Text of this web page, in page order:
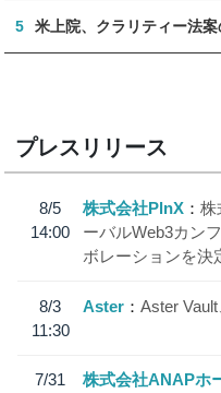
5 米上院、クラリティー法
プレスリリース
8/5
14:00
株式会社PlnX
株
ーバルWeb3カン
ボレーションを決
8/3
11:30
Aster Aster
7/31
株式会社ANAPホ